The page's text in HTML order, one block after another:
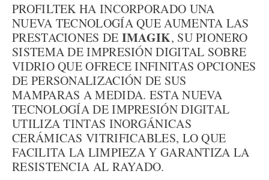
PROFILTEK HA INCORPORADO UNA
NUEVA TECNOLOGÍA QUE AUMENTA LAS
PRESTACIONES DE IMAGIK, SU PIONERO
SISTEMA DE IMPRESIÓN DIGITAL SOBRE
VIDRIO QUE OFRECE INFINITAS OPCIONES
DE PERSONALIZACIÓN DE SUS
MAMPARAS A MEDIDA. ESTA NUEVA
TECNOLOGÍA DE IMPRESIÓN DIGITAL
UTILIZA TINTAS INORGÁNICAS
CERÁMICAS VITRIFICABLES, LO QUE
FACILITA LA LIMPIEZA Y GARANTIZA LA
RESISTENCIA AL RAYADO.